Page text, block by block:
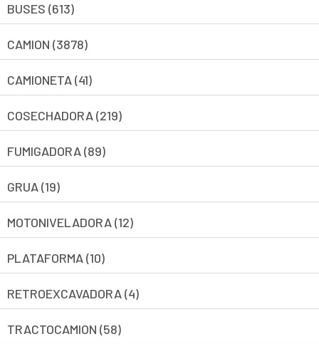
BUSES (613)
CAMION (3878)
CAMIONETA (41)
COSECHADORA (219)
FUMIGADORA (89)
GRUA (19)
MOTONIVELADORA (12)
PLATAFORMA (10)
RETROEXCAVADORA (4)
TRACTOCAMION (58)